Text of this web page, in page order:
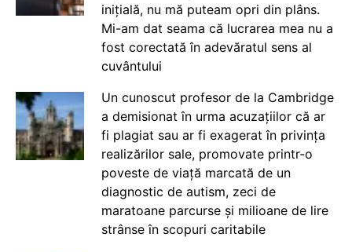
inițială, nu mă puteam opri din plâns.
Mi-am dat seama că lucrarea mea nu a
fost corectată în adevăratul sens al
cuvântului
Un cunoscut profesor de la Cambridge
a demisionat în urma acuzațiilor că ar
fi plagiat sau ar fi exagerat în privința
realizărilor sale, promovate printr-o
poveste de viață marcată de un
diagnostic de autism, zeci de
maratoane parcurse și milioane de lire
strânse în scopuri caritabile